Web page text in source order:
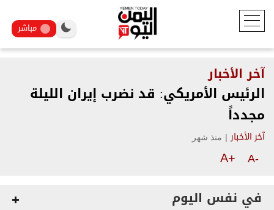
مباشر
آخر الأخبار
الرئيس الأمريكي: قد نضرب إيران الليلة
مجدداً
آخر الأخبار | منذ شهر
A-
A+
في نفس اليوم